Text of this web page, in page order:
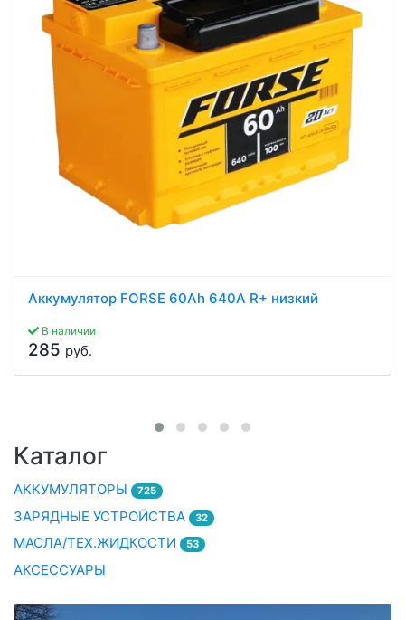
Аккумулятор FORSE 60Ah 640A R+ низкий
В наличии
285 руб.
Каталог
АККУМУЛЯТОРЫ 725
ЗАРЯДНЫЕ УСТРОЙСТВА 32
МАСЛА/ТЕХ.ЖИДКОСТИ 53
АКСЕССУАРЫ